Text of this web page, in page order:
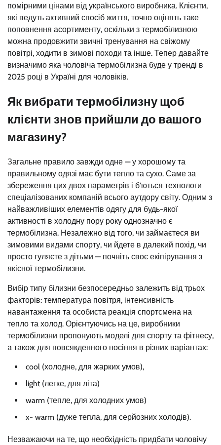
помірними цінами від українського виробника. Клієнти,
які ведуть активний спосіб життя, точно оцінять таке
поповнення асортименту, оскільки з термобілизною
можна продовжити звичні тренування на свіжому
повітрі, ходити в зимові походи та інше. Тепер давайте
визначимо яка чоловіча термобілизна буде у тренді в
2025 році в Україні для чоловіків.
Як вибрати термобілизну щоб
клієнти знов прийшли до вашого
магазину?
Загальне правило завжди одне — у хорошому та
правильному одязі має бути тепло та сухо. Саме за
збереження цих двох параметрів і б'ються технологи
спеціалізованих компаній всього аутдору світу. Одним з
найважливіших елементів одягу для будь-якої
активності в холодну пору року однозначно є
термобілизна. Незалежно від того, чи займаєтеся ви
зимовими видами спорту, чи йдете в далекий похід, чи
просто гуляєте з дітьми — почніть своє екіпірування з
якісної термобілизни.
Вибір типу білизни безпосередньо залежить від трьох
факторів: температура повітря, інтенсивність
навантаження та особиста реакція спортсмена на
тепло та холод. Орієнтуючись на це, виробники
термобілизни пропонують моделі для спорту та фітнесу,
а також для повсякденного носіння в різних варіантах:
cool (холодне, для жарких умов),
light (легке, для літа)
warm (тепле, для холодних умов)
x- warm (дуже тепла, для серйозних холодів).
Незважаючи на те, що необхідність придбати чоловічу